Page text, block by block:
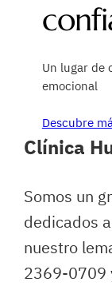
Un lugar de
emocional
Descubre
Clínica
Somos un
dedicados
nuestro
2369-0709